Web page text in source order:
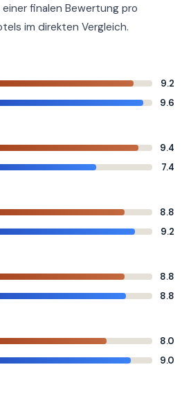
finalen Bewertung pro
im direkten Vergleich.
9.2
9.6
9.4
7.4
8.8
9.2
8.8
8.8
8.0
9.0